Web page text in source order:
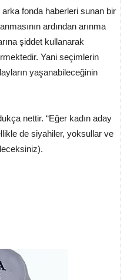
arka fonda haberleri sunan bir
ardından arınma
şiddet kullanarak
Yani seçimlerin
yaşanabileceğinin
nettir. “Eğer kadın aday
de siyahiler, yoksullar ve